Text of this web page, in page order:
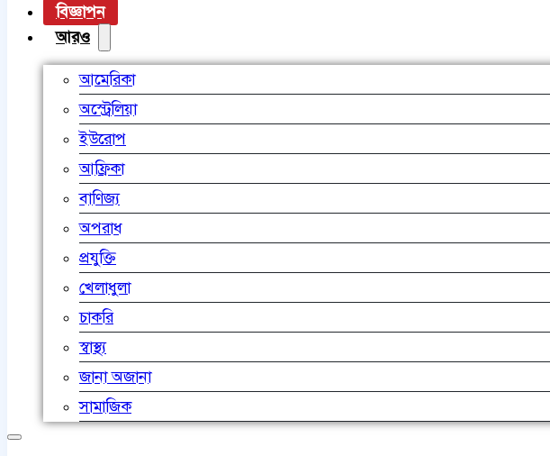
বিজ্ঞাপন
আরও
আমেরিকা
অস্ট্রেলিয়া
ইউরোপ
আফ্রিকা
বাণিজ্য
অপরাধ
প্রযুক্তি
খেলাধুলা
চাকরি
স্বাস্থ্য
জানা অজানা
সামাজিক